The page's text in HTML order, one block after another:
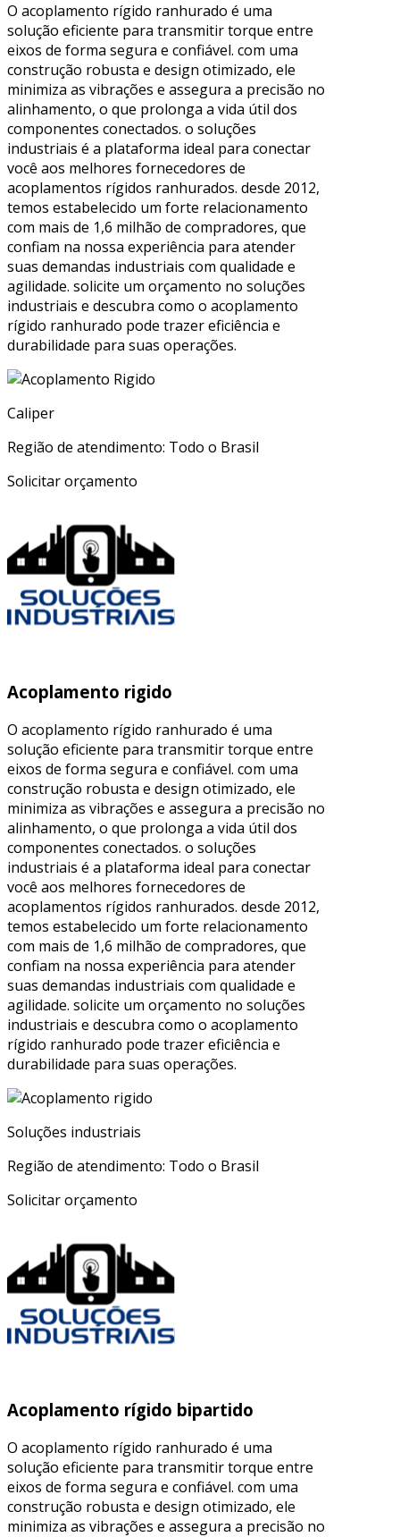
O acoplamento rígido ranhurado é uma
solução eficiente para transmitir torque entre
eixos de forma segura e confiável. com uma
construção robusta e design otimizado, ele
minimiza as vibrações e assegura a precisão no
alinhamento, o que prolonga a vida útil dos
componentes conectados. o soluções
industriais é a plataforma ideal para conectar
você aos melhores fornecedores de
acoplamentos rígidos ranhurados. desde 2012,
temos estabelecido um forte relacionamento
com mais de 1,6 milhão de compradores, que
confiam na nossa experiência para atender
suas demandas industriais com qualidade e
agilidade. solicite um orçamento no soluções
industriais e descubra como o acoplamento
rígido ranhurado pode trazer eficiência e
durabilidade para suas operações.
Caliper
Região de atendimento: Todo o Brasil
Solicitar orçamento
Acoplamento rigido
O acoplamento rígido ranhurado é uma
solução eficiente para transmitir torque entre
eixos de forma segura e confiável. com uma
construção robusta e design otimizado, ele
minimiza as vibrações e assegura a precisão no
alinhamento, o que prolonga a vida útil dos
componentes conectados. o soluções
industriais é a plataforma ideal para conectar
você aos melhores fornecedores de
acoplamentos rígidos ranhurados. desde 2012,
temos estabelecido um forte relacionamento
com mais de 1,6 milhão de compradores, que
confiam na nossa experiência para atender
suas demandas industriais com qualidade e
agilidade. solicite um orçamento no soluções
industriais e descubra como o acoplamento
rígido ranhurado pode trazer eficiência e
durabilidade para suas operações.
Soluções industriais
Região de atendimento: Todo o Brasil
Solicitar orçamento
Acoplamento rígido bipartido
O acoplamento rígido ranhurado é uma
solução eficiente para transmitir torque entre
eixos de forma segura e confiável. com uma
construção robusta e design otimizado, ele
minimiza as vibrações e assegura a precisão no